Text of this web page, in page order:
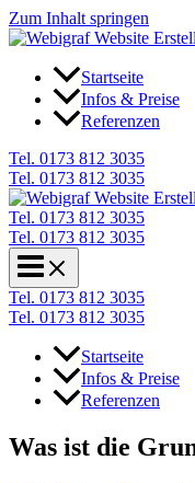
Zum Inhalt springen
Startseite
Infos & Preise
Referenzen
Tel. 0173 812 3035
Tel. 0173 812 3035
Tel. 0173 812 3035
Tel. 0173 812 3035
Tel. 0173 812 3035
Tel. 0173 812 3035
Startseite
Infos & Preise
Referenzen
Was ist die